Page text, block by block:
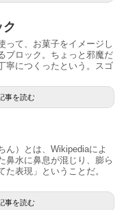
って、お菓子をイメージし
ブロック。ちょっと邪魔だ
寧につくったという。スゴ
事を読む
ん）とは、Wikipediaによ
鼻水に鼻息が混じり、膨ら
た表現」ということだ。
事を読む